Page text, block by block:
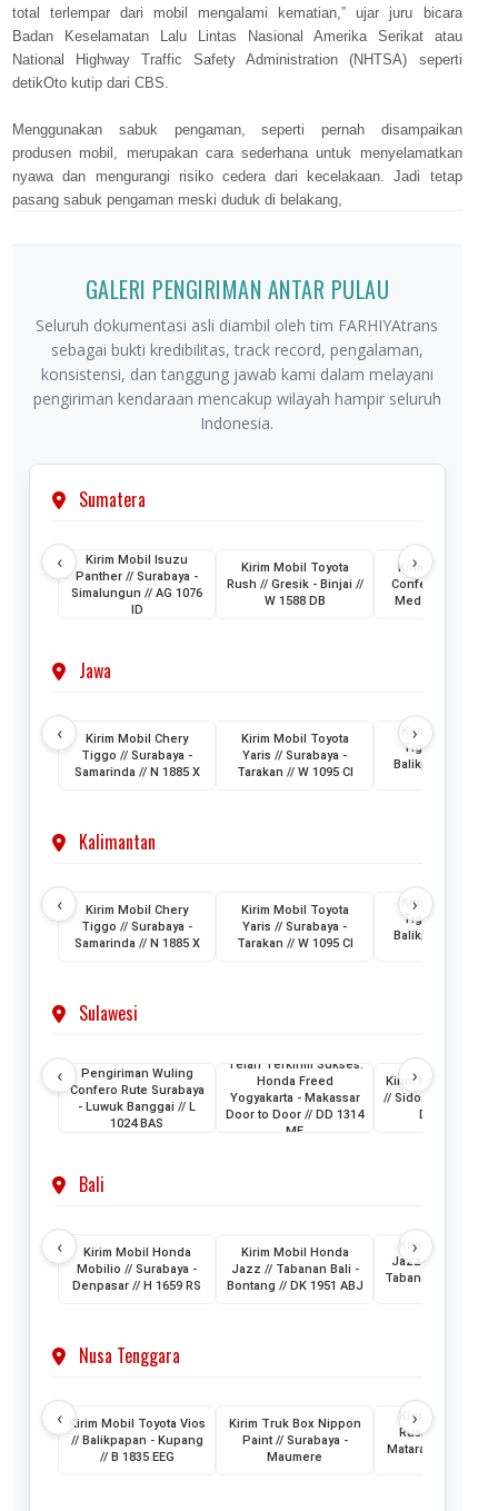
total terlempar dari mobil mengalami kematian,” ujar juru bicara
Badan Keselamatan Lalu Lintas Nasional Amerika Serikat atau
National Highway Traffic Safety Administration (NHTSA) seperti
detikOto kutip dari CBS.
Menggunakan sabuk pengaman, seperti pernah disampaikan
produsen mobil, merupakan cara sederhana untuk menyelamatkan
nyawa dan mengurangi risiko cedera dari kecelakaan. Jadi tetap
pasang sabuk pengaman meski duduk di belakang,
GALERI PENGIRIMAN ANTAR PULAU
Seluruh dokumentasi asli diambil oleh tim FARHIYAtrans
sebagai bukti kredibilitas, track record, pengalaman,
konsistensi, dan tanggung jawab kami dalam melayani
pengiriman kendaraan mencakup wilayah hampir seluruh
Indonesia.
Sumatera
‹
Kirim Mobil Isuzu
Panther // Surabaya -
Simalungun // AG 1076
ID
Kirim Mobil Toyota
Rush // Gresik - Binjai //
W 1588 DB
Kirim Mobil
Confero //
Medan // L 1202
›
Jawa
‹
Kirim Mobil Chery
Tiggo // Surabaya -
Samarinda // N 1885 X
Kirim Mobil Toyota
Yaris // Surabaya -
Tarakan // W 1095 CI
Kirim Mobil
Tiggo // Jakarta
Balikpapan // D
›
Kalimantan
‹
Kirim Mobil Chery
Tiggo // Surabaya -
Samarinda // N 1885 X
Kirim Mobil Toyota
Yaris // Surabaya -
Tarakan // W 1095 CI
Kirim Mobil
Tiggo // Jakarta
Balikpapan // D
›
Sulawesi
‹
Pengiriman Wuling
Confero Rute Surabaya
- Luwuk Banggai // L
1024 BAS
Telah Terkirim Sukses:
Honda Freed
Yogyakarta - Makassar
Door to Door // DD 1314
ME
Kirim Mobil Honda
// Sidoarjo -
DH 1024 KB
›
Bali
‹
Kirim Mobil Honda
Mobilio // Surabaya -
Denpasar // H 1659 RS
Kirim Mobil Honda
Jazz // Tabanan Bali -
Bontang // DK 1951 ABJ
Kirim Mobil
Jazz //
Tabanan Bali // DK
›
Nusa Tenggara
‹
Kirim Mobil Toyota Vios
// Balikpapan - Kupang
// B 1835 EEG
Kirim Truk Box Nippon
Paint // Surabaya -
Maumere
Kirim Mobil
Rush //
Mataram Lombok
›